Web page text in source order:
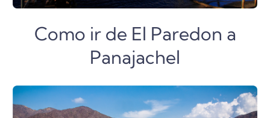
Como ir de El Paredon a
Panajachel